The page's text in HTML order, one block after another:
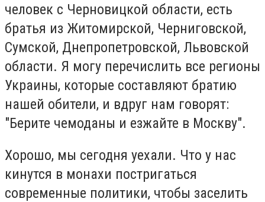
человек с Черновицкой области, есть
братья из Житомирской, Черниговской,
Сумской, Днепропетровской, Львовской
области. Я могу перечислить все регионы
Украины, которые составляют братию
нашей обители, и вдруг нам говорят:
"Берите чемоданы и езжайте в Москву".
Хорошо, мы сегодня уехали. Что у нас
кинутся в монахи постригаться
современные политики, чтобы заселить